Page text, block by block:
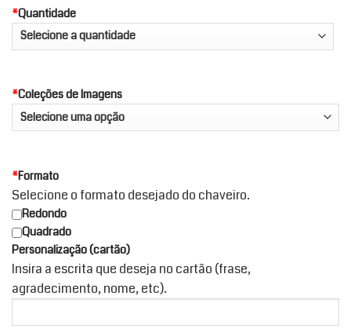
*Quantidade
*Coleções de Imagens
*Formato
Selecione o formato desejado do chaveiro.
Redondo
Quadrado
Personalização (cartão)
Insira a escrita que deseja no cartão (frase,
agradecimento, nome, etc).